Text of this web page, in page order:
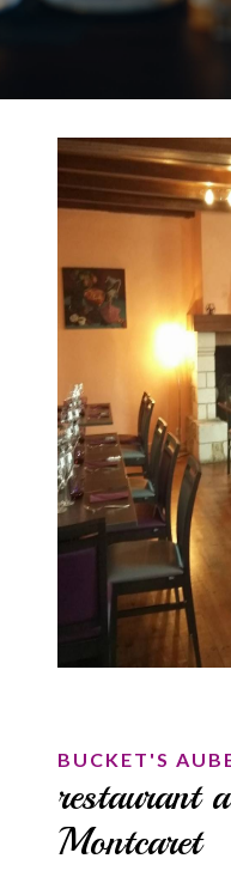
BUCKET'S
restaurant
Montcaret